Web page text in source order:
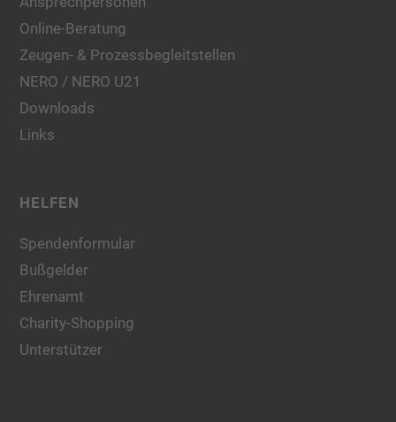
Online-Beratung
Zeugen- & Prozessbegleitstellen
NERO / NERO U21
Downloads
Links
HELFEN
Spendenformular
Bußgelder
Ehrenamt
Charity-Shopping
Unterstützer